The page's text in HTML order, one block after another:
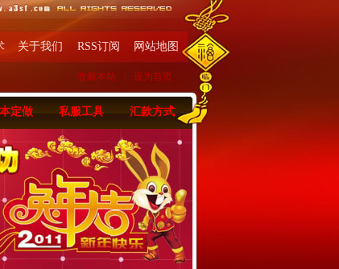
关于我们 RSS订阅 网站地图
收藏本站 设为首页
定做 私服工具 汇款方式